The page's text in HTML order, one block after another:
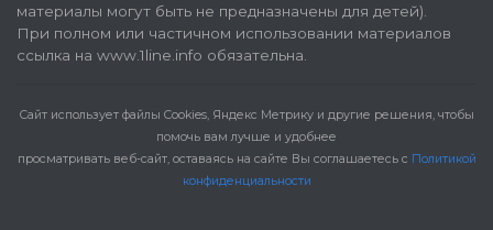
материалы могут быть не предназначены для детей).
При полном или частичном использовании материалов
ссылка на www.1line.info обязательна.
Cайт использует файлы Cookies, Яндекс Метрику и другие решения, чтобы
помочь вам лучше и удобнее
просматривать веб-сайт, оставаясь на сайте Вы соглашаетесь с Политикой
конфиденциальности